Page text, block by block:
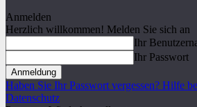
Anmelden
Herzlich willkommen! Melden Sie sich an
Ihr
Ihr Passwort
Haben Sie Ihr Passwort vergessen? Hilfe
Datenschutz